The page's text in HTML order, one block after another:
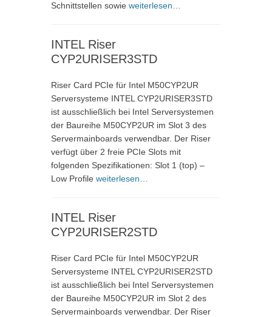
Schnittstellen sowie weiterlesen…
INTEL Riser
CYP2URISER3STD
Riser Card PCIe für Intel M50CYP2UR
Serversysteme INTEL CYP2URISER3STD
ist ausschließlich bei Intel Serversystemen
der Baureihe M50CYP2UR im Slot 3 des
Servermainboards verwendbar. Der Riser
verfügt über 2 freie PCIe Slots mit
folgenden Spezifikationen: Slot 1 (top) –
Low Profile weiterlesen…
INTEL Riser
CYP2URISER2STD
Riser Card PCIe für Intel M50CYP2UR
Serversysteme INTEL CYP2URISER2STD
ist ausschließlich bei Intel Serversystemen
der Baureihe M50CYP2UR im Slot 2 des
Servermainboards verwendbar. Der Riser